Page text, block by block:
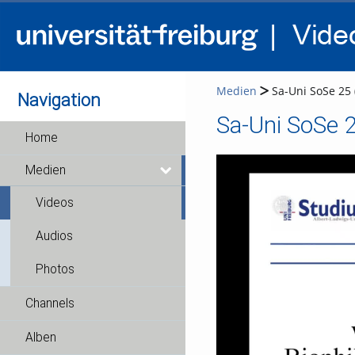
Navigation
Home
Medien
Videos
Audios
Photos
Channels
Alben
Medien Sa-Uni SoSe 25
Sa-Uni SoSe